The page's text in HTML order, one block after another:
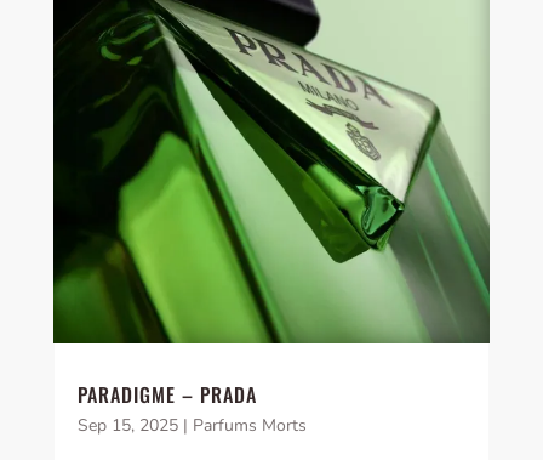
PARADIGME – PRADA
Sep 15, 2025| Parfums Morts